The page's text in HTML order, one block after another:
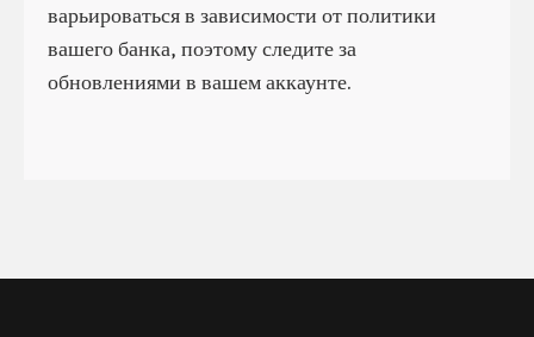
варьироваться в зависимости от политики
вашего банка, поэтому следите за
обновлениями в вашем аккаунте.